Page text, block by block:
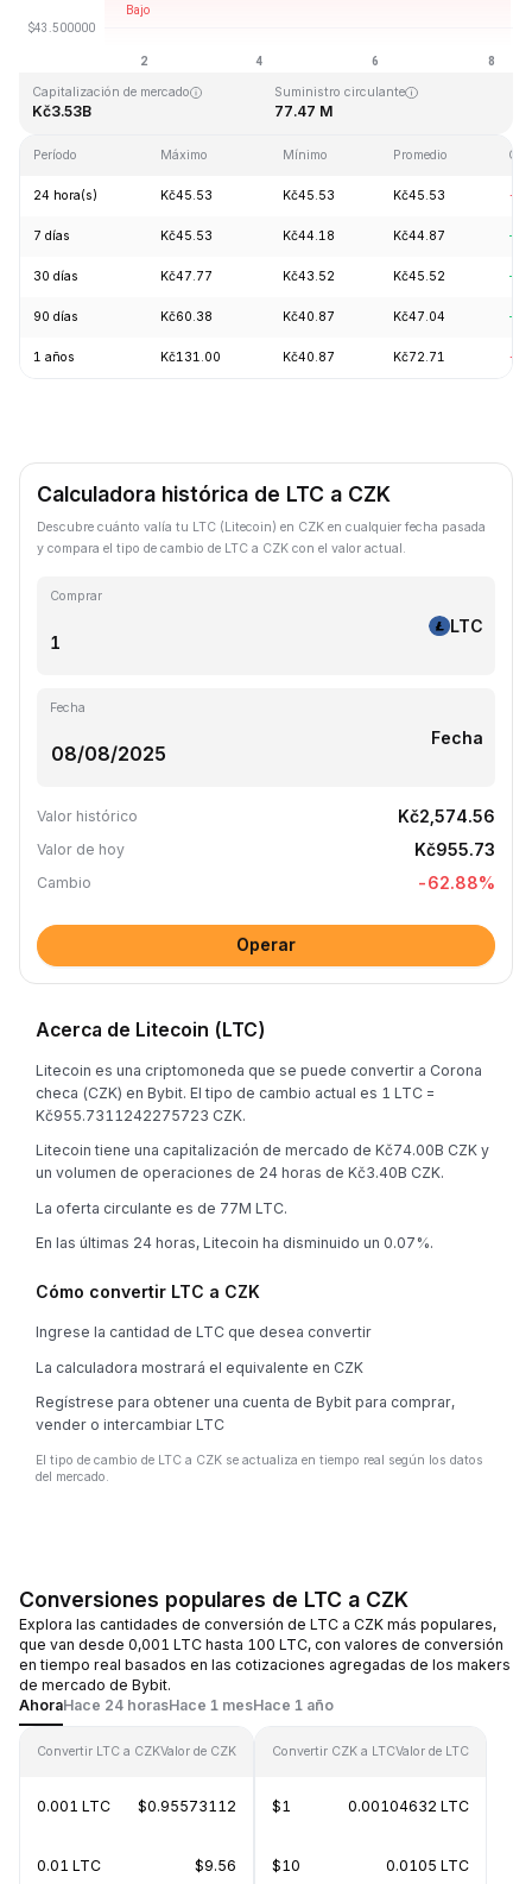
Última actualización: 2026-08-08, 07:24 GMT+0
Máximo histórico
Capitalización de mercado
Kč3.53B
Suministro circulante
77.47 M
Período Máximo Mínimo Promedio
24 hora(s) Kč45.53 Kč45.53 Kč45.53 -
7 días Kč45.53 Kč44.18 Kč44.87
30 días Kč47.77 Kč43.52 Kč45.52
90 días Kč60.38 Kč40.87 Kč47.04
1 años Kč131.00 Kč40.87 Kč72.71 -
Calculadora histórica de LTC a CZK
Descubre cuánto valía tu LTC (Litecoin) en CZK en cualquier fecha pasada
y compara el tipo de cambio de LTC a CZK con el valor actual.
Comprar
LTC
Fecha
Fecha
Valor histórico Kč2,574.56
Valor de hoy Kč955.73
Cambio -62.88%
Operar
Acerca de Litecoin (LTC)
Litecoin es una criptomoneda que se puede convertir a Corona
checa (CZK) en Bybit. El tipo de cambio actual es 1 LTC =
Kč955.7311242275723 CZK.
Litecoin tiene una capitalización de mercado de Kč74.00B CZK y
un volumen de operaciones de 24 horas de Kč3.40B CZK.
La oferta circulante es de 77M LTC.
En las últimas 24 horas, Litecoin ha disminuido un 0.07%.
Cómo convertir LTC a CZK
Ingrese la cantidad de LTC que desea convertir
La calculadora mostrará el equivalente en CZK
Regístrese para obtener una cuenta de Bybit para comprar,
vender o intercambiar LTC
El tipo de cambio de LTC a CZK se actualiza en tiempo real según los datos
del mercado.
Conversiones populares de LTC a CZK
Explora las cantidades de conversión de LTC a CZK más populares,
que van desde 0,001 LTC hasta 100 LTC, con valores de conversión
en tiempo real basados en las cotizaciones agregadas de los makers
de mercado de Bybit.
AhoraHace 24 horasHace 1 mesHace 1 año
Convertir LTC a CZKValor de CZK
0.001 LTC $0.95573112
0.01 LTC $9.56
Convertir CZK a LTCValor de LTC
$1 0.00104632 LTC
$10 0.0105 LTC